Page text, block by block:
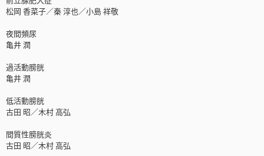
松岡 香菜子／秦 淳也／小島 祥敬
夜間頻尿
亀井 潤
過活動膀胱
亀井 潤
低活動膀胱
古田 昭／木村 高弘
間質性膀胱炎
古田 昭／木村 高弘